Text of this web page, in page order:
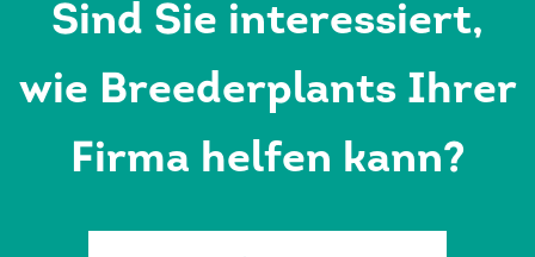
Sind Sie interessiert,
wie Breederplants Ihrer
Firma helfen kann?